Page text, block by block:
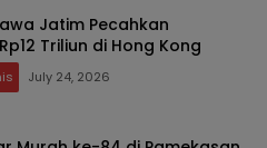
Jatim Pecahkan
Triliun di Hong Kong
July 24, 2026